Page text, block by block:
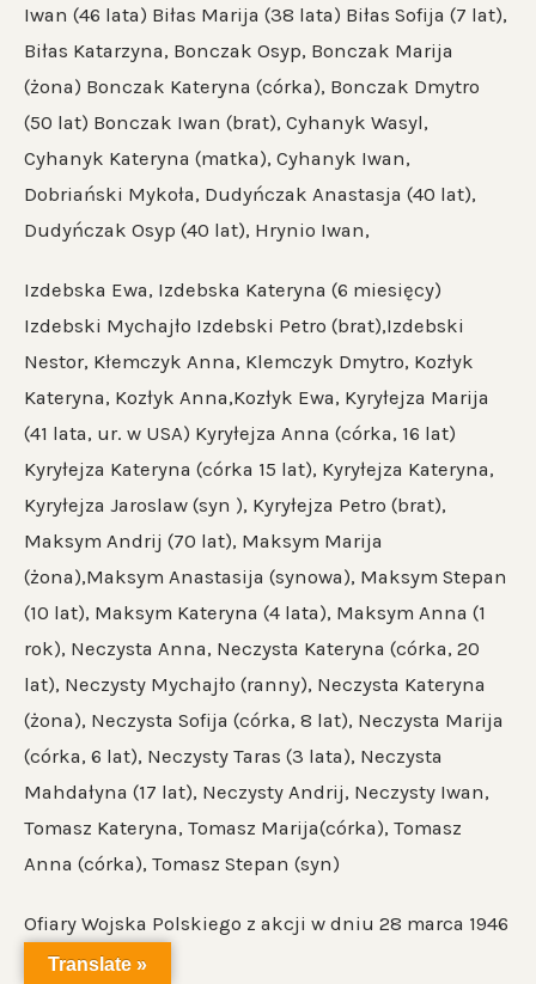
Iwan (46 lata) Biłas Marija (38 lata) Biłas Sofija (7 lat),
Biłas Katarzyna, Bonczak Osyp, Bonczak Marija
(żona) Bonczak Kateryna (córka), Bonczak Dmytro
(50 lat) Bonczak Iwan (brat), Cyhanyk Wasyl,
Cyhanyk Kateryna (matka), Cyhanyk Iwan,
Dobriański Mykoła, Dudyńczak Anastasja (40 lat),
Dudyńczak Osyp (40 lat), Hrynio Iwan,
Izdebska Ewa, Izdebska Kateryna (6 miesięcy)
Izdebski Mychajło Izdebski Petro (brat),Izdebski
Nestor, Kłemczyk Anna, Klemczyk Dmytro, Kozłyk
Kateryna, Kozłyk Anna,Kozłyk Ewa, Kyryłejza Marija
(41 lata, ur. w USA) Kyryłejza Anna (córka, 16 lat)
Kyryłejza Kateryna (córka 15 lat), Kyryłejza Kateryna,
Kyryłejza Jaroslaw (syn ), Kyryłejza Petro (brat),
Maksym Andrij (70 lat), Maksym Marija
(żona),Maksym Anastasija (synowa), Maksym Stepan
(10 lat), Maksym Kateryna (4 lata), Maksym Anna (1
rok), Neczysta Anna, Neczysta Kateryna (córka, 20
lat), Neczysty Mychajło (ranny), Neczysta Kateryna
(żona), Neczysta Sofija (córka, 8 lat), Neczysta Marija
(córka, 6 lat), Neczysty Taras (3 lata), Neczysta
Mahdałyna (17 lat), Neczysty Andrij, Neczysty Iwan,
Tomasz Kateryna, Tomasz Marija(córka), Tomasz
Anna (córka), Tomasz Stepan (syn)
Ofiary Wojska Polskiego z akcji w dniu 28 marca 1946
Translate »